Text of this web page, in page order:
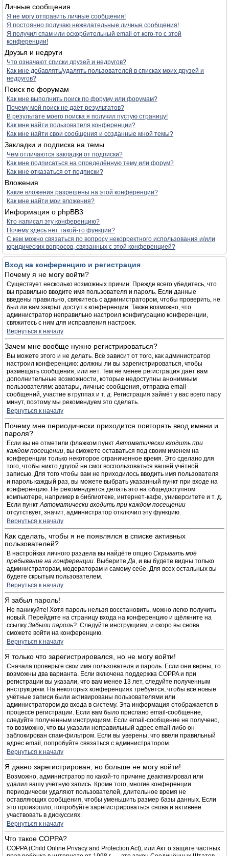
Личные сообщения
Я не могу отправить личные сообщения!
Я постоянно получаю нежелательные личные сообщения!
Я получил спам или оскорбительный email от кого-то с этой
конференции!
Друзья и недруги
Что означают списки друзей и недругов?
Как мне добавлять/удалять пользователей в списках моих друзей и
недругов?
Поиск по форумам
Как мне выполнить поиск по форуму или форумам?
Почему мой поиск не даёт результатов?
В результате моего поиска я получил пустую страницу!
Как мне найти пользователя конференции?
Как мне найти свои сообщения и созданные мной темы?
Закладки и подписка на темы
Чем отличаются закладки от подписки?
Как мне подписаться на определённую тему или форум?
Как мне отказаться от подписки?
Вложения
Какие вложения разрешены на этой конференции?
Как мне найти мои вложения?
Информация о phpBB3
Кто написал эту конференцию?
Почему здесь нет такой-то функции?
С кем можно связаться по вопросу некорректного использования и/или
юридических вопросов, связанных с этой конференцией?
Вход на конференцию и регистрация
Почему я не могу войти?
Существует несколько возможных причин. Прежде всего убедитесь, что
вы правильно вводите имя пользователя и пароль. Если данные
введены правильно, свяжитесь с администратором, чтобы проверить, не
был ли вам закрыт доступ к конференции. Также возможно, что
администратор неправильно настроил конфигурацию конференции,
свяжитесь с ним для исправления настроек.
Вернуться к началу
Зачем мне вообще нужно регистрироваться?
Вы можете этого и не делать. Всё зависит от того, как администратор
настроил конференцию: должны ли вы зарегистрироваться, чтобы
размещать сообщения, или нет. Тем не менее регистрация даёт вам
дополнительные возможности, которые недоступны анонимным
пользователям: аватары, личные сообщения, отправка email-
сообщений, участие в группах и т. д. Регистрация займёт у вас всего пару
минут, поэтому мы рекомендуем это сделать.
Вернуться к началу
Почему мне периодически приходится повторять ввод имени и
пароля?
Если вы не отметили флажком пунктАвтоматически входить при
каждом посещении, вы сможете оставаться под своим именем на
конференции только некоторое ограниченное время. Это сделано для
того, чтобы никто другой не смог воспользоваться вашей учётной
записью. Для того чтобы вам не приходилось вводить имя пользователя
и пароль каждый раз, вы можете выбрать указанный пункт при входе на
конференцию. Не рекомендуется делать это на общедоступном
компьютере, например в библиотеке, интернет-кафе, университете и т. д.
Если пунктАвтоматически входить при каждом посещении
отсутствует, значит, администратор отключил эту функцию.
Вернуться к началу
Как сделать, чтобы я не появлялся в списке активных
пользователей?
В настройках личного раздела вы найдёте опцию Скрывать моё
пребывание на конференции. ВыберитеДа, и вы будете видны только
администраторам, модераторам и самому себе. Для всех остальных вы
будете скрытым пользователем.
Вернуться к началу
Я забыл пароль!
Не паникуйте! Хотя пароль нельзя восстановить, можно легко получить
новый. Перейдите на страницу входа на конференцию и щёлкните на
ссылку Забыли пароль?. Следуйте инструкциям, и скоро вы снова
сможете войти на конференцию.
Вернуться к началу
Я только что зарегистрировался, но не могу войти!
Сначала проверьте свои имя пользователя и пароль. Если они верны, то
возможны два варианта. Если включена поддержка COPPA и при
регистрации вы указали, что вам менее 13 лет, следуйте полученным
инструкциям. На некоторых конференциях требуется, чтобы все новые
учётные записи были активированы пользователями или
администратором до входа в систему. Эта информация отображается в
процессе регистрации. Если вам было прислано email-сообщение,
следуйте полученным инструкциям. Если email-сообщение не получено,
то возможно, что вы указали неправильный адрес email либо он
заблокирован спам-фильтром. Если вы уверены, что ввели правильный
адрес email, попробуйте связаться с администратором.
Вернуться к началу
Я давно зарегистрирован, но больше не могу войти!
Возможно, администратор по какой-то причине деактивировал или
удалил вашу учётную запись. Кроме того, многие конференции
периодически удаляют пользователей, длительное время не
оставляющих сообщения, чтобы уменьшить размер базы данных. Если
это произошло, попробуйте зарегистрироваться снова и активнее
участвовать в дискуссиях.
Вернуться к началу
Что такое COPPA?
COPPA (Child Online Privacy and Protection Act), или Акт о защите частных